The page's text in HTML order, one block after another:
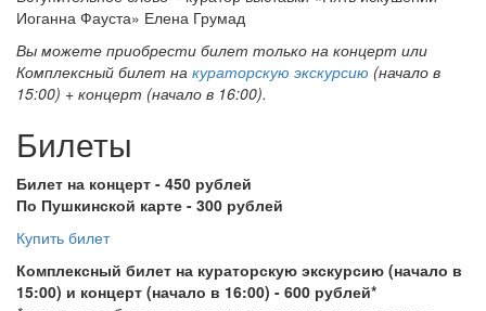
Иоганна Фауста» Елена Грумад
Вы можете приобрести билет только на концерт или
Комплексный билет на кураторскую экскурсию (начало в
15:00) + концерт (начало в 16:00).
Билеты
Билет на концерт - 450 рублей
По Пушкинской карте - 300 рублей
Купить билет
Комплексный билет на кураторскую экскурсию (начало в
15:00) и концерт (начало в 16:00) - 600 рублей*